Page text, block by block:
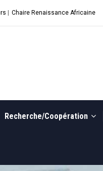
Chaire Renaissance Africaine
Recherche/Coopération